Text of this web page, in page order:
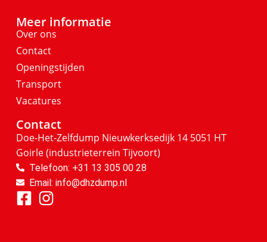
Meer informatie
Over ons
Contact
Openingstijden
Transport
Vacatures
Contact
Doe-Het-Zelfdump Nieuwkerksedijk 14 5051 HT
Goirle(industrieterrein Tijvoort)
Telefoon: +31 13 305 00 28
Email: info@dhzdump.nl